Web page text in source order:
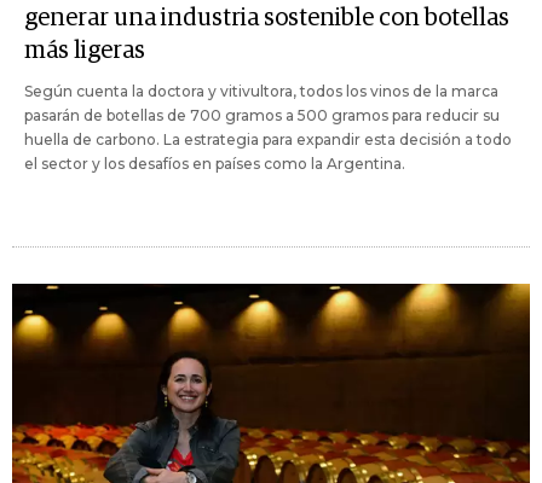
generar una industria sostenible con botellas
más ligeras
Según cuenta la doctora y vitivultora, todos los vinos de la marca
pasarán de botellas de 700 gramos a 500 gramos para reducir su
huella de carbono. La estrategia para expandir esta decisión a todo
el sector y los desafíos en países como la Argentina.